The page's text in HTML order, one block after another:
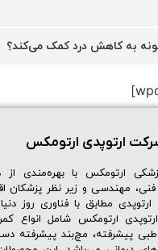
به کاهش درد کمک می‌کند؟
ارتوپدی ارتومکس
ارتومکس با بهره‌مندی
مهندسی و زیر نظر پزشکان
مطابق با فناوری روز
ارتومکس شامل انواع
طبی پیشرفته، مچ‌بند پیشرفته